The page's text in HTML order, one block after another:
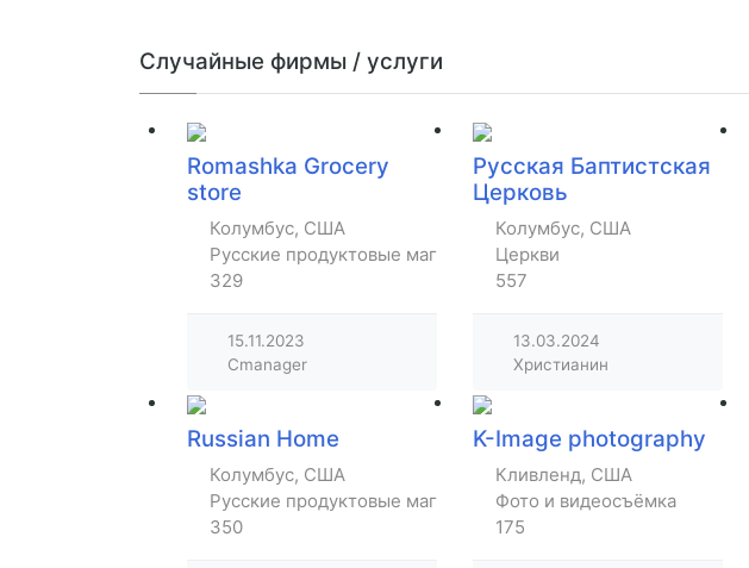
Случайные фирмы / услуги
Romashka Grocery
store
Колумбус, США
Русские продуктовые магазины
329
15.11.2023
Cmanager
Русская Баптистская
Церковь
Колумбус, США
Церкви
557
13.03.2024
Христианин
Russian Home
Колумбус, США
Русские продуктовые магазины
350
K-Image photography
Кливленд, США
Фото и видеосъёмка
175